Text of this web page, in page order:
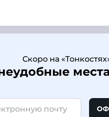
Скоро на